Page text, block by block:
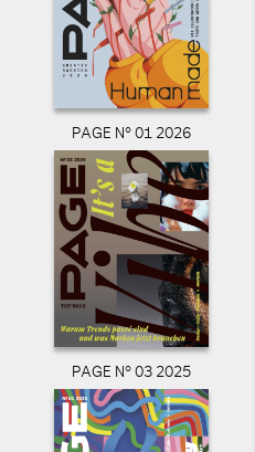
PAGE N° 01 2026
PAGE N° 03 2025